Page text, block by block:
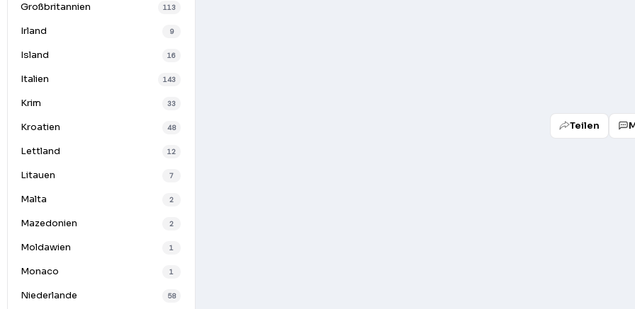
Großbritannien 113
Irland 9
Island 16
Italien 143
Krim 33
Kroatien 48
Lettland 12
Litauen 7
Malta 2
Mazedonien 2
Moldawien 1
Monaco 1
Niederlande 58
Teilen